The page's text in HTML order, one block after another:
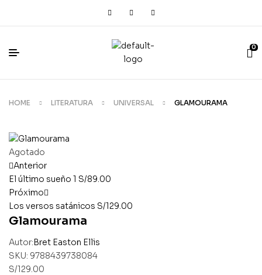
0
HOME LITERATURA UNIVERSAL GLAMOURAMA
Agotado
Anterior
El último sueño 1 S/89.00
Próximo
Los versos satánicos S/129.00
Glamourama
Autor:Bret Easton Ellis
SKU: 9788439738084
S/129.00